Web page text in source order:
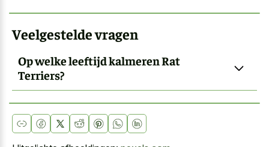
Veelgestelde vragen
Op welke leeftijd kalmeren Rat
Terriers?